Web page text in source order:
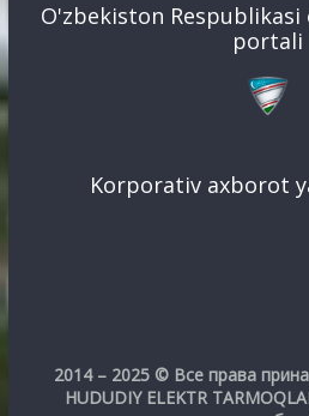
O'zbekiston
portali
Korporativ axborot
2014 – 2025 © Все права
HUDUDIY ELEKTR